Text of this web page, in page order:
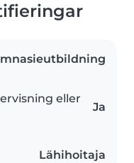
eller
Ja
Lähihoitaja